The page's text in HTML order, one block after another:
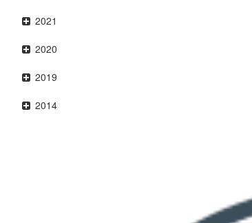
2021
2020
2019
2014